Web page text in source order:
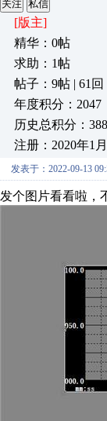
关注 私信
[版主]
精华：0帖
求助：1帖
帖子：9帖 | 61回
年度积分：2047
历史总积分：
注册：2020年1
发表于：2022-09-13
发个图片看看啦，